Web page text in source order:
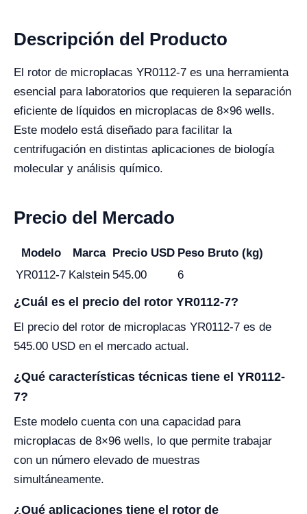
Descripción del Producto
El rotor de microplacas YR0112-7 es una herramienta
esencial para laboratorios que requieren la separación
eficiente de líquidos en microplacas de 8×96 wells.
Este modelo está diseñado para facilitar la
centrifugación en distintas aplicaciones de biología
molecular y análisis químico.
Precio del Mercado
Modelo Marca Precio USD Peso Bruto (kg)
YR0112-7 Kalstein 545.00 6
¿Cuál es el precio del rotor YR0112-7?
El precio del rotor de microplacas YR0112-7 es de
545.00 USD en el mercado actual.
¿Qué características técnicas tiene el YR0112-
7?
Este modelo cuenta con una capacidad para
microplacas de 8×96 wells, lo que permite trabajar
con un número elevado de muestras
simultáneamente.
¿Qué aplicaciones tiene el rotor de